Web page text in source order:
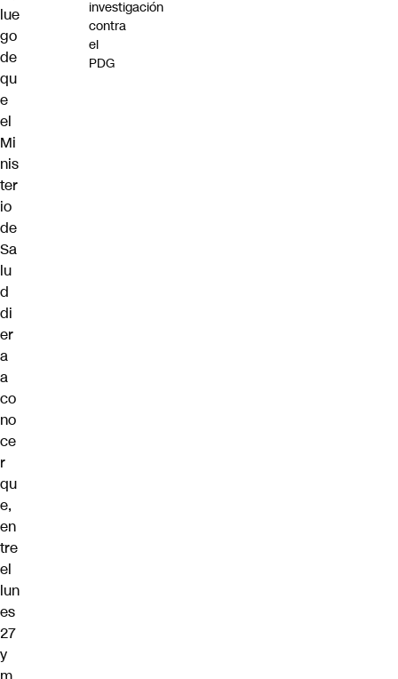
lue
go
de
qu
e
el
Mi
nis
ter
io
de
Sa
lu
d
di
er
a
a
co
no
ce
r
qu
e,
en
tre
el
lun
es
27
y
investigación
contra
el
PDG